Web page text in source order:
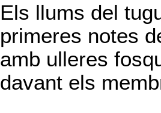
Els llums del
primeres notes
amb ulleres
davant els